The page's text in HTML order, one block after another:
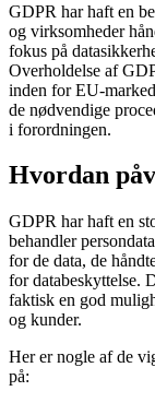
GDPR har haft en
og virksomheder
fokus på
Overholdelse af
inden for EU-
de nødvendige
i forordningen.
Hvordan
GDPR har haft en
behandler
for de data, de
for databeskyttelse.
faktisk en god
og kunder.
Her er nogle af de
på: